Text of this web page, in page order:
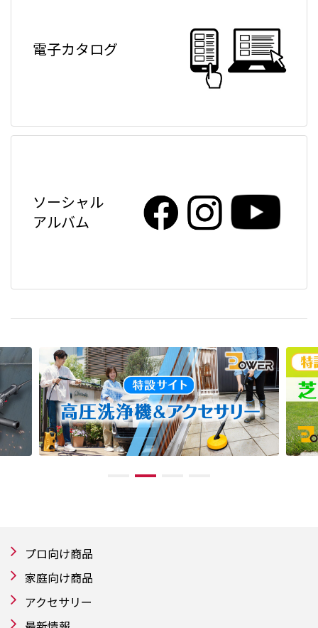
電子カタログ
ソーシャル
アルバム
プロ向け商品
家庭向け商品
アクセサリー